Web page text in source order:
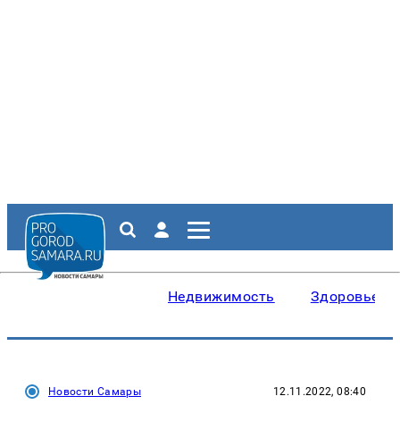
Недвижимость Здоровье
Новости Самары 12.11.2022, 08:40